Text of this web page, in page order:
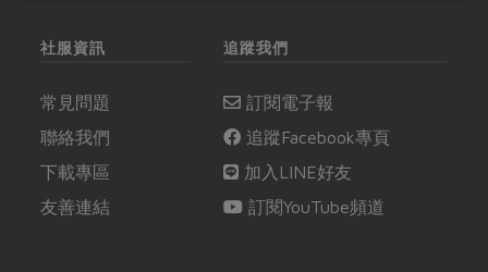
社服資訊
常見問題
聯絡我們
下載專區
友善連結
追蹤我們
訂閱電子報
追蹤Facebook專頁
加入LINE好友
訂閱YouTube頻道